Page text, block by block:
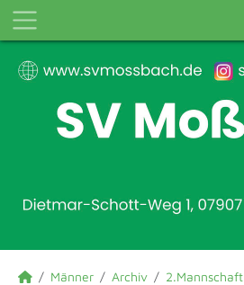
Männer Archiv 2.Mannschaft